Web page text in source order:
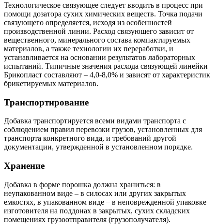
Технологическое связующее следует вводить в процесс при
помощи дозатора сухих химических веществ. Точка подачи
связующего определяется, исходя из особенностей
производственной линии. Расход связующего зависит от
вещественного, минерального состава компактируемых
материалов, а также технологии их переработки, и
устанавливается на основании результатов лабораторных
испытаний. Типичные значения расхода связующей линейки
Брикопласт составляют – 4,0-8,0% и зависят от характеристик
брикетируемых материалов.
Транспортирование
Добавка транспортируется всеми видами транспорта с
соблюдением правил перевозки грузов, установленных для
транспорта конкретного вида, и требований другой
документации, утвержденной в установленном порядке.
Хранение
Добавка в форме порошка должна храниться: в
неупакованном виде – в силосах или других закрытых
емкостях, в упакованном виде – в неповрежденной упаковке
изготовителя на поддонах в закрытых, сухих складских
помещениях грузоотправителя (грузополучателя).